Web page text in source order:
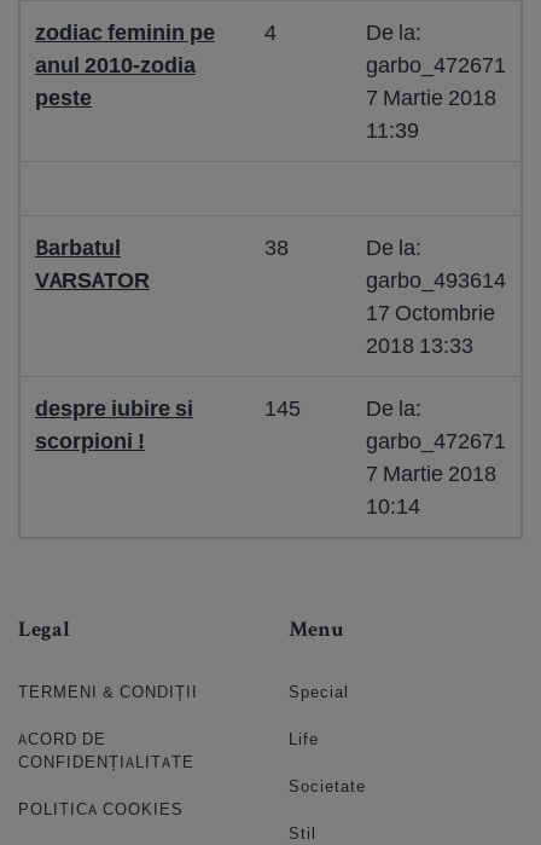
zodiac feminin pe
anul 2010-zodia
peste
4
De la:
garbo_472671
7 Martie 2018
11:39
Barbatul
VARSATOR
38
De la:
garbo_493614
17 Octombrie
2018 13:33
despre iubire si
scorpioni !
145
De la:
garbo_472671
7 Martie 2018
10:14
Legal
TERMENI & CONDIȚII
ACORD DE
CONFIDENȚIALITATE
POLITICA COOKIES
Menu
Special
Life
Societate
Stil